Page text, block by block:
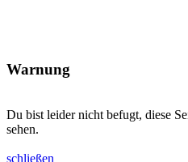
Warnung
Du bist leider nicht befugt, diese
sehen.
schließen